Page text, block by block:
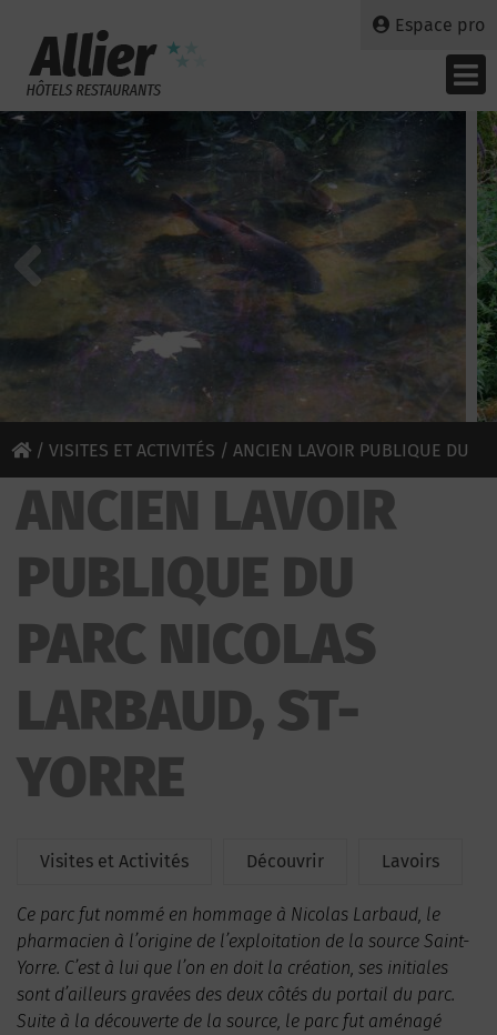
Espace pro
/ VISITES ET ACTIVITÉS / ANCIEN LAVOIR PUBLIQUE DU
PARC NICOLAS LARBAUD
ANCIEN LAVOIR
PUBLIQUE DU
PARC NICOLAS
LARBAUD, ST-
YORRE
Visites et Activités Découvrir Lavoirs
Ce parc fut nommé en hommage à Nicolas Larbaud, le
pharmacien à l’origine de l’exploitation de la source Saint-
Yorre. C’est à lui que l’on en doit la création, ses initiales
sont d’ailleurs gravées des deux côtés du portail du parc.
Suite à la découverte de la source, le parc fut aménagé